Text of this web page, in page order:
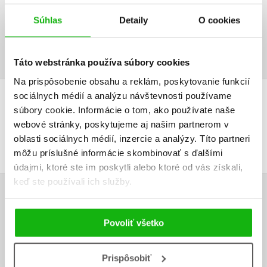
Súhlas Detaily O cookies
Táto webstránka používa súbory cookies
Na prispôsobenie obsahu a reklám, poskytovanie funkcií
sociálnych médií a analýzu návštevnosti používame
súbory cookie. Informácie o tom, ako používate naše
webové stránky, poskytujeme aj našim partnerom v
oblasti sociálnych médií, inzercie a analýzy. Títo partneri
môžu príslušné informácie skombinovať s ďalšími
údajmi, ktoré ste im poskytli alebo ktoré od vás získali,
keď ste používali ich služby.
Povoliť všetko
Prispôsobiť
Súbory na stiahnutie
PDF Obsah.pdf PDF Ukážka.pdf
ĎALŠIE TITULY ZO SÉRIE "KAMARÁDKY KOUZELNÝCH
ZVÍŘÁTEK"
UŽIVATEĽSKÁ RECENZIA